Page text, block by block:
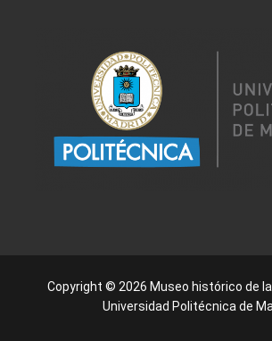
Copyright © 2026 Museo histórico de
Universidad Politécnica de